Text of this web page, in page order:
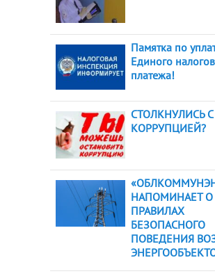
Памятка по
Единого
платежа!
СТОЛКНУЛИСЬ С
КОРРУПЦИЕЙ?
НАПОМИНАЕТ О
ПРАВИЛАХ
БЕЗОПАСНОГО
ПОВЕДЕНИЯ